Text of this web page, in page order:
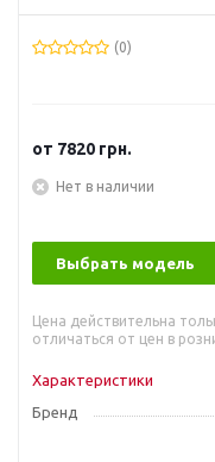
(0)
от 7820 грн.
Нет в наличии
Выбрать модель
Цена действительна
отличаться от цен в
Характеристики
Бренд